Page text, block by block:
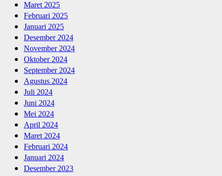
Maret 2025
Februari 2025
Januari 2025
Desember 2024
November 2024
Oktober 2024
September 2024
Agustus 2024
Juli 2024
Juni 2024
Mei 2024
April 2024
Maret 2024
Februari 2024
Januari 2024
Desember 2023